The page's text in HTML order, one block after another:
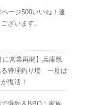
ージ500いいね！達
ざいます。
に営業再開】兵庫県
る管理釣り場 一度は
復活！